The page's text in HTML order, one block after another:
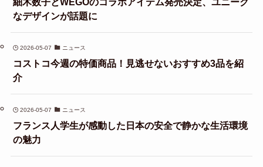
なデザインが話題に
2026-05-07 ニュース
コストコ今週の特価商品！見逃せないおすすめ3品を紹
介
2026-05-07 ニュース
フランス人学生が感動した日本の安全で静かな生活環境
の魅力